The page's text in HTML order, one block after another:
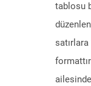
tablosu